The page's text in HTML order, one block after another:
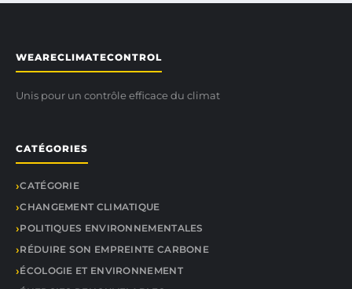
WEARECLIMATECONTROL
Unis pour un contrôle efficace du climat
CATÉGORIES
CATÉGORIE
CHANGEMENT CLIMATIQUE
POLITIQUES ENVIRONNEMENTALES
RÉDUIRE SON EMPREINTE CARBONE
ÉCOLOGIE ET ENVIRONNEMENT